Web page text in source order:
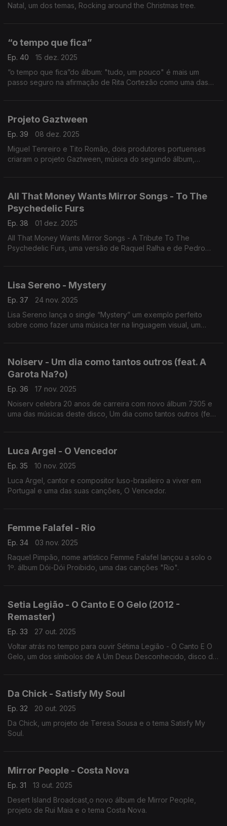
Natal, um dos temas, Rocking around the Christmas tree.
“o tempo que fica”
Ep. 40
15 dez. 2025
“o tempo que fica”do álbum: "tudo, um pouco" é mais um
passo seguro na afirmação de Rita Cortezão como uma das
Projeto Gaztween
Ep. 39
08 dez. 2025
Miguel Tenreiro e Tito Romão, dois produtores portuenses
criaram o projeto Gaztween, música do segundo álbum,
All That Money Wants Mirror Songs - To The
Psychedelic Furs
Ep. 38
01 dez. 2025
All That Money Wants Mirror Songs - A Tribute To The
Psychedelic Furs, uma versão de Raquel Ralha e de Pedro
Lisa Sereno - Mystery
Ep. 37
24 nov. 2025
Lisa Sereno lança o single “Mystery” um exemplo perfeito
sobre como fazer uma música ter na linguagem visual, um
Noiserv - Um dia como tantos outros (feat. A
Garota Na?o)
Ep. 36
17 nov. 2025
Noiserv celebra 20 anos de carreira com novo álbum 7305 e
uma das músicas deste disco, Um dia como tantos outros (feat.
Luca Argel - O Vencedor
Ep. 35
10 nov. 2025
Luca Argel, cantor e compositor luso-brasileiro a viver em
Portugal e uma das suas canções, O Vencedor.
Femme Falafel - Rio
Ep. 34
03 nov. 2025
Raquel Pimpão, nome artístico Femme Falafel lançou a solo o
1º. álbum Dói-Dói Proibido, uma das canções "Rio".
Setia Legião - O Canto E O Gelo (2012 -
Remaster)
Ep. 33
27 out. 2025
Voltar atrás no tempo para ouvir Sétima Legião - O Canto E O
Gelo, um dos símbolos de A Um Deus Desconhecido, disco de
Da Chick - Satisfy My Soul
Ep. 32
20 out. 2025
Da Chick, um projeto de Teresa Sousa e o tema Satisfy My
Soul.
Mirror People - Costa Nova
Ep. 31
13 out. 2025
Desert Island Broadcast,o novo álbum de Mirror People,
projeto de Rui Maia e o tema Costa Nova.